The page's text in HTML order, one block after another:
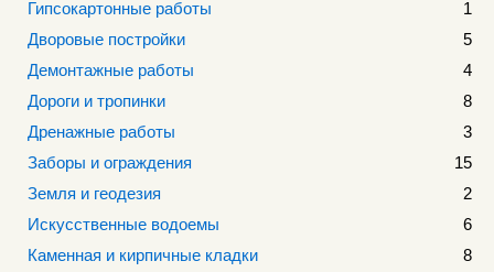
Гипсокартонные работы
1
Дворовые постройки
5
Демонтажные работы
4
Дороги и тропинки
8
Дренажные работы
3
Заборы и ограждения
15
Земля и геодезия
2
Искусственные водоемы
6
Каменная и кирпичные кладки
8